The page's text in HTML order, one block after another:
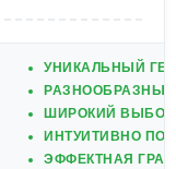
УНИКАЛЬНЫЙ
ШИРОКИЙ
ИНТУИТИВНО
ЭФФЕКТНАЯ